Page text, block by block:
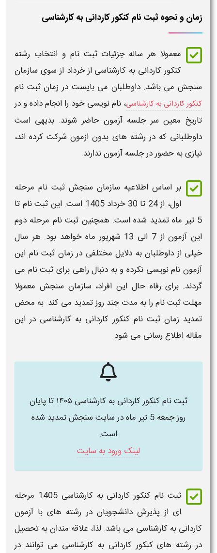
زمان و نحوه ثبت نام کنکور کاردانی به کارشناسی
معمولا هر ساله جزئیاتثبت نام و انتخاب رشته
کنکور کاردانی به کارشناسی از خرداد از سوی سازمان
سنجش می باشد. داوطلبان می بایست در زمان ثبت نام
کنکور کاردانی به کارشناسی، نام نویسیخود را انجام داده و در
تاریخ معین سر جلسه آزمون حاضر شوند. بدیهی است
داوطلبانی که در رشته های بدون ازمونشرکت کرده اند،
نیازی به حضور در جلسه آزمونندارند.
بر اساس اطلاعیه سازمان سنجش ثبت نام مرحله
اول
، از 24 تا 30 خرداد 1405 است. این ثبت نام تا
5 تیر ماه تمدید شده است. همچنین ثبت نام مرحله دوم
این آزمون از 7 الی 13 شهریور ماه خواهد بود. هر سال
خیلی از داوطلبان به دلایل مختلفی در زمان ثبت نام این
آزمون نام نویسی نکرده و به دنبال راهی برای ثبت نام می
گردند. برای رفاه حال این افراد، سازمان سنجش معمولا
مهلتثبت نام را به مدت چند روز تمدید می کند. به محض
تمدید زمان ثبت نام کنکور کاردانی به کارشناسی در این
مقاله اطلاع رسانی می شود.
ثبت نام کنکور کاردانی به کارشناسی ۱۴۰۵ تا پایان
روز جمعه 5 تیر ماه در سایت سنجش تمدید شده
است.
لینک ورود به سایت
ثبت نام کنکور کاردانی به کارشناسی 1405
مرحله
ای از پذیرش دانشجویان در رشته های با آزمون
کاردانی به کارشناسی می باشد. لذا، علاقه مندان به تحصیل
در رشته های کنکور کاردانی به کارشناسی می توانند در